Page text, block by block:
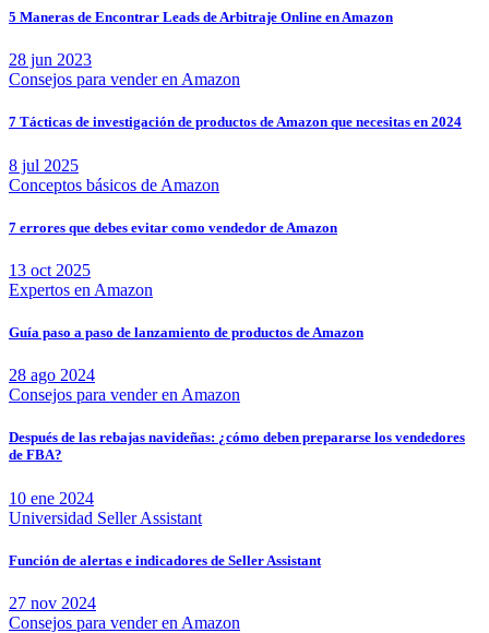
5 Maneras de Encontrar Leads de Arbitraje Online en Amazon
28 jun 2023
Consejos para vender en Amazon
7 Tácticas de investigación de productos de Amazon que necesitas en 2024
8 jul 2025
Conceptos básicos de Amazon
7 errores que debes evitar como vendedor de Amazon
13 oct 2025
Expertos en Amazon
Guía paso a paso de lanzamiento de productos de Amazon
28 ago 2024
Consejos para vender en Amazon
Después de las rebajas navideñas: ¿cómo deben prepararse los vendedores
de FBA?
10 ene 2024
Universidad Seller Assistant
Función de alertas e indicadores de Seller Assistant
27 nov 2024
Consejos para vender en Amazon